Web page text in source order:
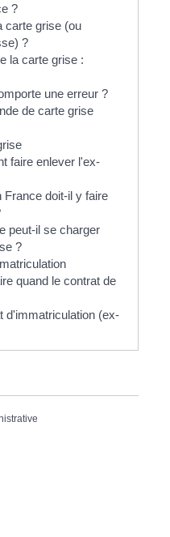
?
carte grise (ou
?
la carte grise :
une erreur ?
de carte grise
faire enlever l'ex-
France doit-il y faire
peut-il se charger
?
quand le contrat de
d'immatriculation (ex-